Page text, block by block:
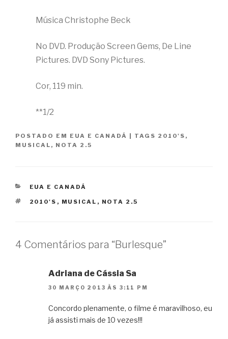
Música Christophe Beck
No DVD. Produção Screen Gems, De Line
Pictures. DVD Sony Pictures.
Cor, 119 min.
**1/2
POSTADO EM EUA E CANADÁ TAGS 2010'S ,
MUSICAL , NOTA 2.5
CATEGORIAS
EUA E CANADÁ
TAGS
2010'S , MUSICAL , NOTA 2.5
4 Comentários para “Burlesque”
Adriana de Cássia Sa
30 MARÇO 2013 ÀS 3:11 PM
Concordo plenamente, o filme é maravilhoso, eu
já assisti mais de 10 vezes!!!